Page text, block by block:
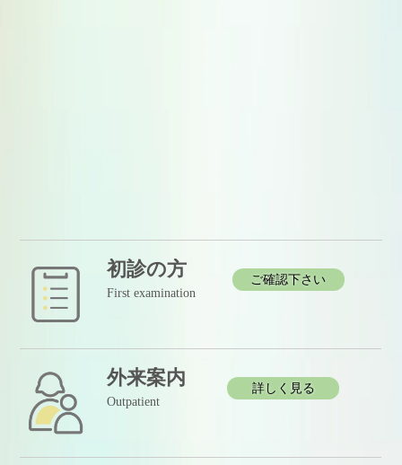
初診の方
First examination
ご確認下さい
外来案内
Outpatient
詳しく見る